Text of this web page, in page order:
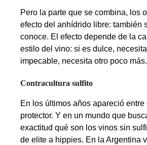
Pero la parte que se combina, los
efecto del anhídrido libre: también
conoce. El efecto depende de la
estilo del vino: si es dulce,
impecable, necesita otro poco
Contracultura sulfito
En los últimos años apareció
protector. Y en un mundo que
exactitud qué son los vinos sin
de elite a hippies. En la Argentina